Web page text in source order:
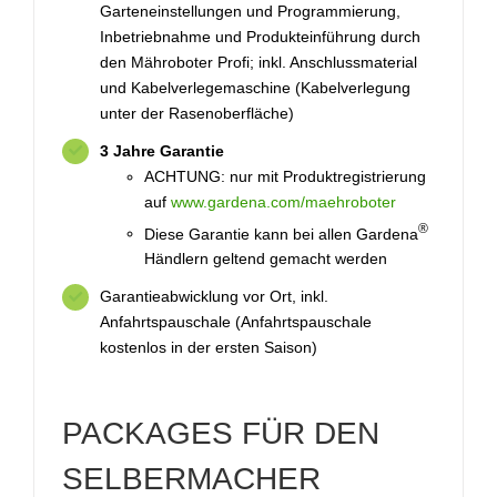
Garteneinstellungen und Programmierung,
Inbetriebnahme und Produkteinführung durch
den Mähroboter Profi; inkl. Anschlussmaterial
und Kabelverlegemaschine (Kabelverlegung
unter der Rasenoberfläche)
3 Jahre Garantie
ACHTUNG: nur mit Produktregistrierung
auf www.gardena.com/maehroboter
Diese Garantie kann bei allen Gardena®
Händlern geltend gemacht werden
Garantieabwicklung vor Ort, inkl.
Anfahrtspauschale (Anfahrtspauschale
kostenlos in der ersten Saison)
PACKAGES FÜR DEN
SELBERMACHER